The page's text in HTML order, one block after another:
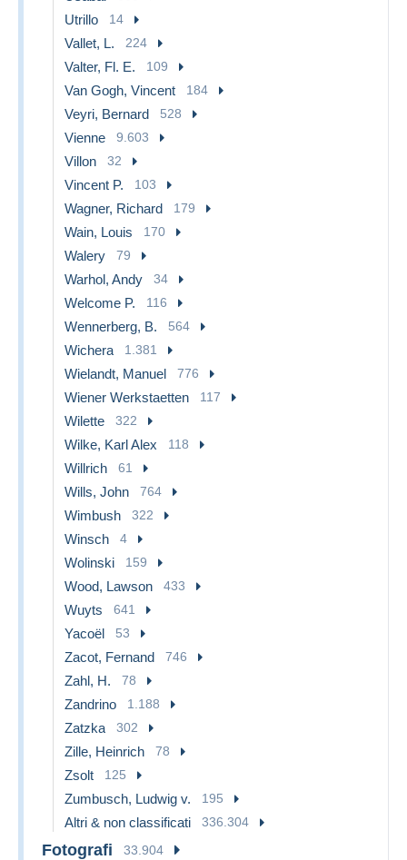
Utrillo 14
Vallet, L. 224
Valter, Fl. E. 109
Van Gogh, Vincent 184
Veyri, Bernard 528
Vienne 9.603
Villon 32
Vincent P. 103
Wagner, Richard 179
Wain, Louis 170
Walery 79
Warhol, Andy 34
Welcome P. 116
Wennerberg, B. 564
Wichera 1.381
Wielandt, Manuel 776
Wiener Werkstaetten 117
Wilette 322
Wilke, Karl Alex 118
Willrich 61
Wills, John 764
Wimbush 322
Winsch 4
Wolinski 159
Wood, Lawson 433
Wuyts 641
Yacoël 53
Zacot, Fernand 746
Zahl, H. 78
Zandrino 1.188
Zatzka 302
Zille, Heinrich 78
Zsolt 125
Zumbusch, Ludwig v. 195
Altri & non classificati 336.304
Fotografi 33.904